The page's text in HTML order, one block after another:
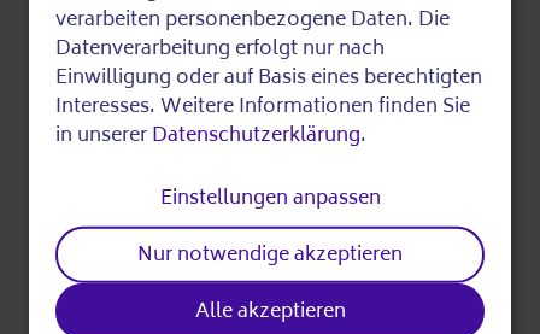
Fragen beantwortet:
Prokhar Navitski
015560 256815
community50@bgff.de
Weitere Informationen
Kosten:
3,00 Euro
of
personal
data
and
cookies
verarbeiten personenbezogene Daten. Die
Datenverarbeitung erfolgt nur nach
Einwilligung oder auf Basis eines berechtigten
Interesses. Weitere Informationen finden Sie
in unsererDatenschutzerklärung.
Einstellungen anpassen
Nur notwendige akzeptieren
Alle akzeptieren